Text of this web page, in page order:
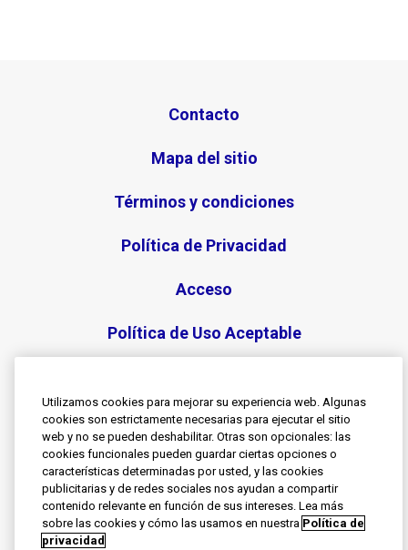
Contacto
Mapa del sitio
Términos y condiciones
Política de Privacidad
Acceso
Política de Uso Aceptable
© 2026 Grupo de Compañías de Haleon. Todos los
derechos reservados.
Marcas registradas son propiedad o licenciadas por
Haleon.
Este sitio está orientado a personas físicas residentes
Utilizamos cookies para mejorar su experiencia web. Algunas
cookies son estrictamente necesarias para ejecutar el sitio
web y no se pueden deshabilitar. Otras son opcionales: las
cookies funcionales pueden guardar ciertas opciones o
características determinadas por usted, y las cookies
publicitarias y de redes sociales nos ayudan a compartir
contenido relevante en función de sus intereses. Lea más
sobre las cookies y cómo las usamos en nuestra Política de
privacidad